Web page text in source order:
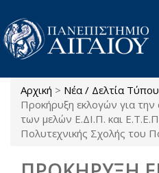
Παράκαμψη προς το κυρίως
Είστε εδώ
Αρχική > Νέα / Δελτία
Προκήρυξη εκλογών για
των μελών Ε.ΔΙ.Π. και
Πολυτεχνικής Σχολής του